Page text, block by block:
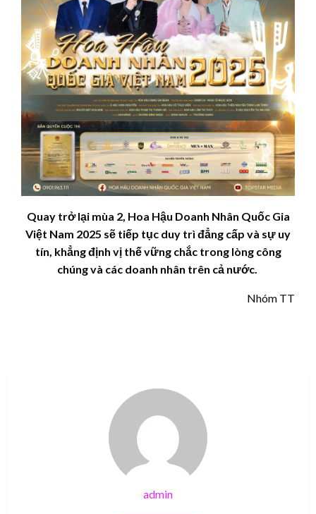
Quay trở lại mùa 2, Hoa Hậu Doanh Nhân Quốc Gia
Việt Nam 2025 sẽ tiếp tục duy trì đẳng cấp và sự uy
tín, khẳng định vị thế vững chắc trong lòng công
chúng và các doanh nhân trên cả nước.
Nhóm TT
admin